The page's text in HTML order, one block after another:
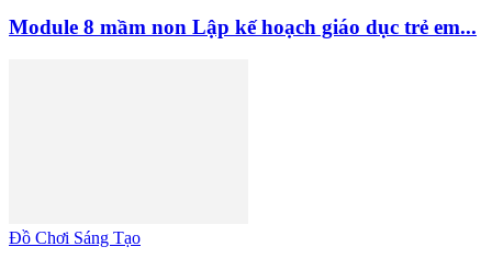
Module 8 mầm non Lập kế hoạch giáo dục trẻ em...
Đồ Chơi Sáng Tạo